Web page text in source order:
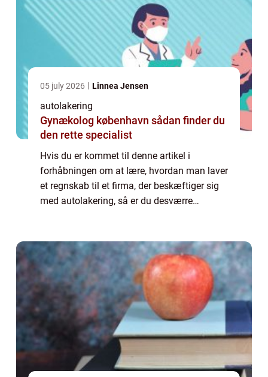
05 july 2026 Linnea Jensen
autolakering
Gynækolog københavn sådan finder du
den rette specialist
Hvis du er kommet til denne artikel i
forhåbningen om at lære, hvordan man laver
et regnskab til et firma, der beskæftiger sig
med autolakering, så er du desværre